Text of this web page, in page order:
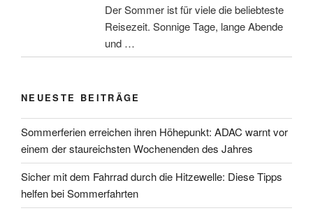
Der Sommer ist für viele die beliebteste
Reisezeit. Sonnige Tage, lange Abende
und …
NEUESTE BEITRÄGE
Sommerferien erreichen ihren Höhepunkt: ADAC warnt vor
einem der staureichsten Wochenenden des Jahres
Sicher mit dem Fahrrad durch die Hitzewelle: Diese Tipps
helfen bei Sommerfahrten